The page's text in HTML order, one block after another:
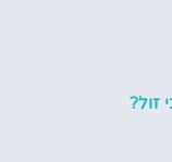
זול?